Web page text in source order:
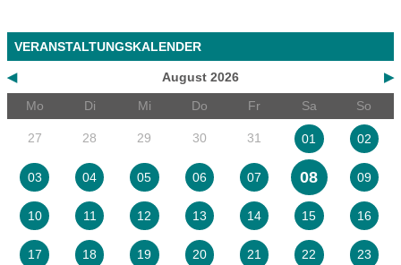
VERANSTALTUNGSKALENDER
◀ ▶
August 2026
Mo
Di Mi Do Fr Sa So
27 28 29 30 31 01 02
03 04 05 06 07 08 09
10 11 12 13 14 15 16
17 18 19 20 21 22 23